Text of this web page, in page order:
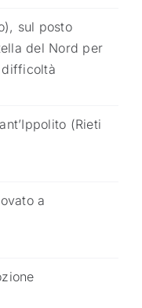
sul posto
del Nord per
difficoltà
(Rieti
a